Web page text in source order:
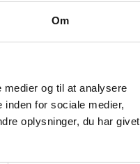
Om
og til at analysere
for sociale medier,
oplysninger, du har givet